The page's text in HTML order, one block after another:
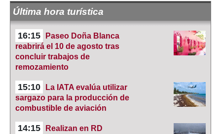
Última hora turística
16:15
Paseo Doña Blanca
reabrirá el 10 de agosto tras
concluir trabajos de
remozamiento
15:10
La IATA evalúa utilizar
sargazo para la producción de
combustible de aviación
14:15
Realizan en RD